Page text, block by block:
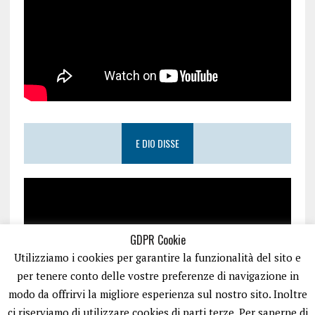
E DIO DISSE
GDPR Cookie
Utilizziamo i cookies per garantire la funzionalità del sito e
per tenere conto delle vostre preferenze di navigazione in
modo da offrirvi la migliore esperienza sul nostro sito. Inoltre